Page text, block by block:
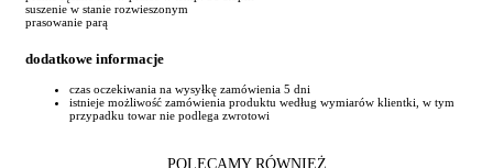
suszenie w stanie rozwieszonym
prasowanie parą
dodatkowe informacje
czas oczekiwania na wysyłkę zamówienia 5 dni
istnieje możliwość zamówienia produktu według wymiarów klientki, w tym
przypadku towar nie podlega zwrotowi
POLECAMY RÓWNIEŻ